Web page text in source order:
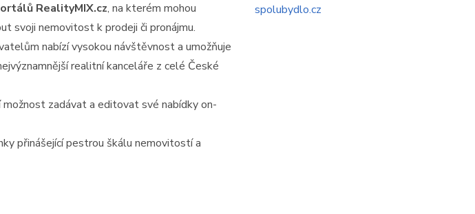
RealityMIX.cz, na kterém mohou
svoji nemovitost k prodeji či pronájmu.
nabízí vysokou návštěvnost a umožňuje
realitní kanceláře z celé České
zadávat a editovat své nabídky on-
přinášející pestrou škálu nemovitostí a
spolubydlo.cz